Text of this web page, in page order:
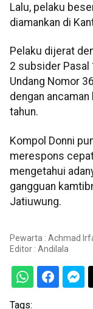
Lalu, pelaku
diamankan di
Pelaku dijerat
2 subsider Pasal
Undang Nomor
dengan
tahun.
Kompol Donni
merespons
mengetahui
gangguan
Jatiuwung.
Pewarta : Achmad
Editor : Andilala
Tags: